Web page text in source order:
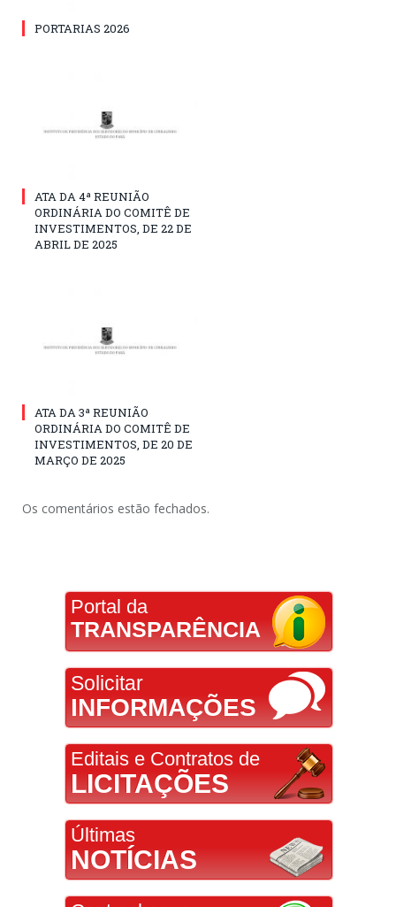
PORTARIAS 2026
ATA DA 4ª REUNIÃO
ORDINÁRIA DO COMITÊ DE
INVESTIMENTOS, DE 22 DE
ABRIL DE 2025
ATA DA 3ª REUNIÃO
ORDINÁRIA DO COMITÊ DE
INVESTIMENTOS, DE 20 DE
MARÇO DE 2025
Os comentários estão fechados.
Portal da
TRANSPARÊNCIA
Solicitar
INFORMAÇÕES
Editais e Contratos de
LICITAÇÕES
Últimas
NOTÍCIAS